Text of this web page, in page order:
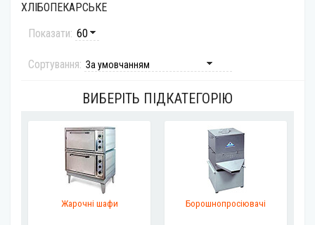
ХЛІБОПЕКАРСЬКЕ
Показати:
Сортування:
ВИБЕРІТЬ ПІДКАТЕГОРІЮ
Жарочні шафи Борошнопросіювачі